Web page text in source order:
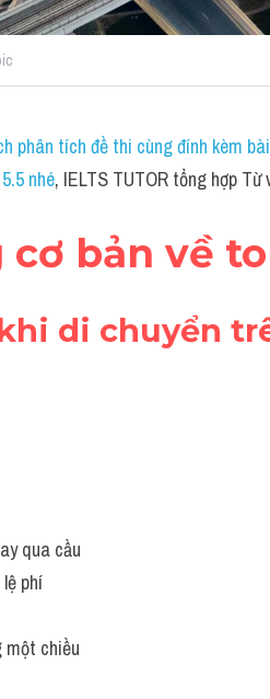
phân tích đề thi cùng đính kèm
nhé, IELTS TUTOR tổng hợp
cơ bản về
khi di chuyển
qua cầu
phí
một chiều